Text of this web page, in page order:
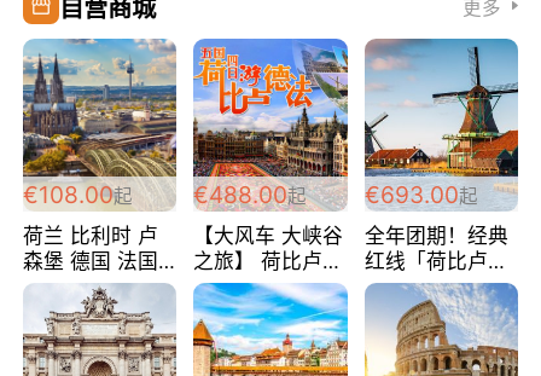
自营商城 更多
€108.00起
荷兰 比利时 卢
森堡 德国 法国
超爽玩遍西欧 循
环线 全程四星宾
馆 108欧/人/天
€488.00起
【大风车 大峡谷
之旅】 荷比卢德
法 巴黎上下 经
典五国四日游
488欧/人
€693.00起
全年团期！经典
红线「荷比卢德
法」七天循环 五
国 仅售99欧/人/
天！巴黎上下！
包拼房~